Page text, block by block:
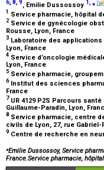
6 8 9, Emilie Dussossoy 1 ⁎
1 Service pharmacie, hôpital
2 Service de gynécologie
Rousse, Lyon, France
3 Laboratoire des
Lyon, France
4 Service d’oncologie
Lyon, France
5 Service pharmacie,
6Institut des sciences
France
7 UR 4129 P2S Parcours
Guillaume-Paradin, Lyon,
8 Service pharmacie, centre
civils de Lyon, 27, rue
9 Centre de recherche en
⁎Emilie Dussossoy, Service
France.Service pharmacie,